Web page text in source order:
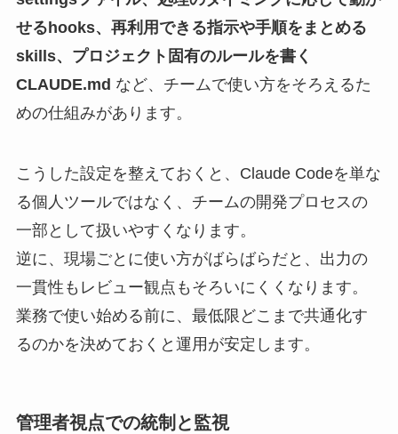
せるhooks、再利用できる指示や手順をまとめる
skills、プロジェクト固有のルールを書く
CLAUDE.md など、チームで使い方をそろえるた
めの仕組みがあります。
こうした設定を整えておくと、Claude Codeを単な
る個人ツールではなく、チームの開発プロセスの
一部として扱いやすくなります。
逆に、現場ごとに使い方がばらばらだと、出力の
一貫性もレビュー観点もそろいにくくなります。
業務で使い始める前に、最低限どこまで共通化す
るのかを決めておくと運用が安定します。
管理者視点での統制と監視